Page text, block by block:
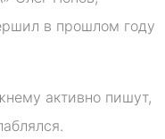
в прошлом году
активно пишут,